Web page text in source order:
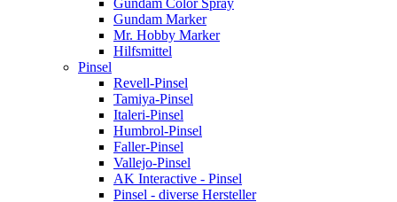
Gundam Color Spray
Gundam Marker
Mr. Hobby Marker
Hilfsmittel
Pinsel
Revell-Pinsel
Tamiya-Pinsel
Italeri-Pinsel
Humbrol-Pinsel
Faller-Pinsel
Vallejo-Pinsel
AK Interactive - Pinsel
Pinsel - diverse Hersteller